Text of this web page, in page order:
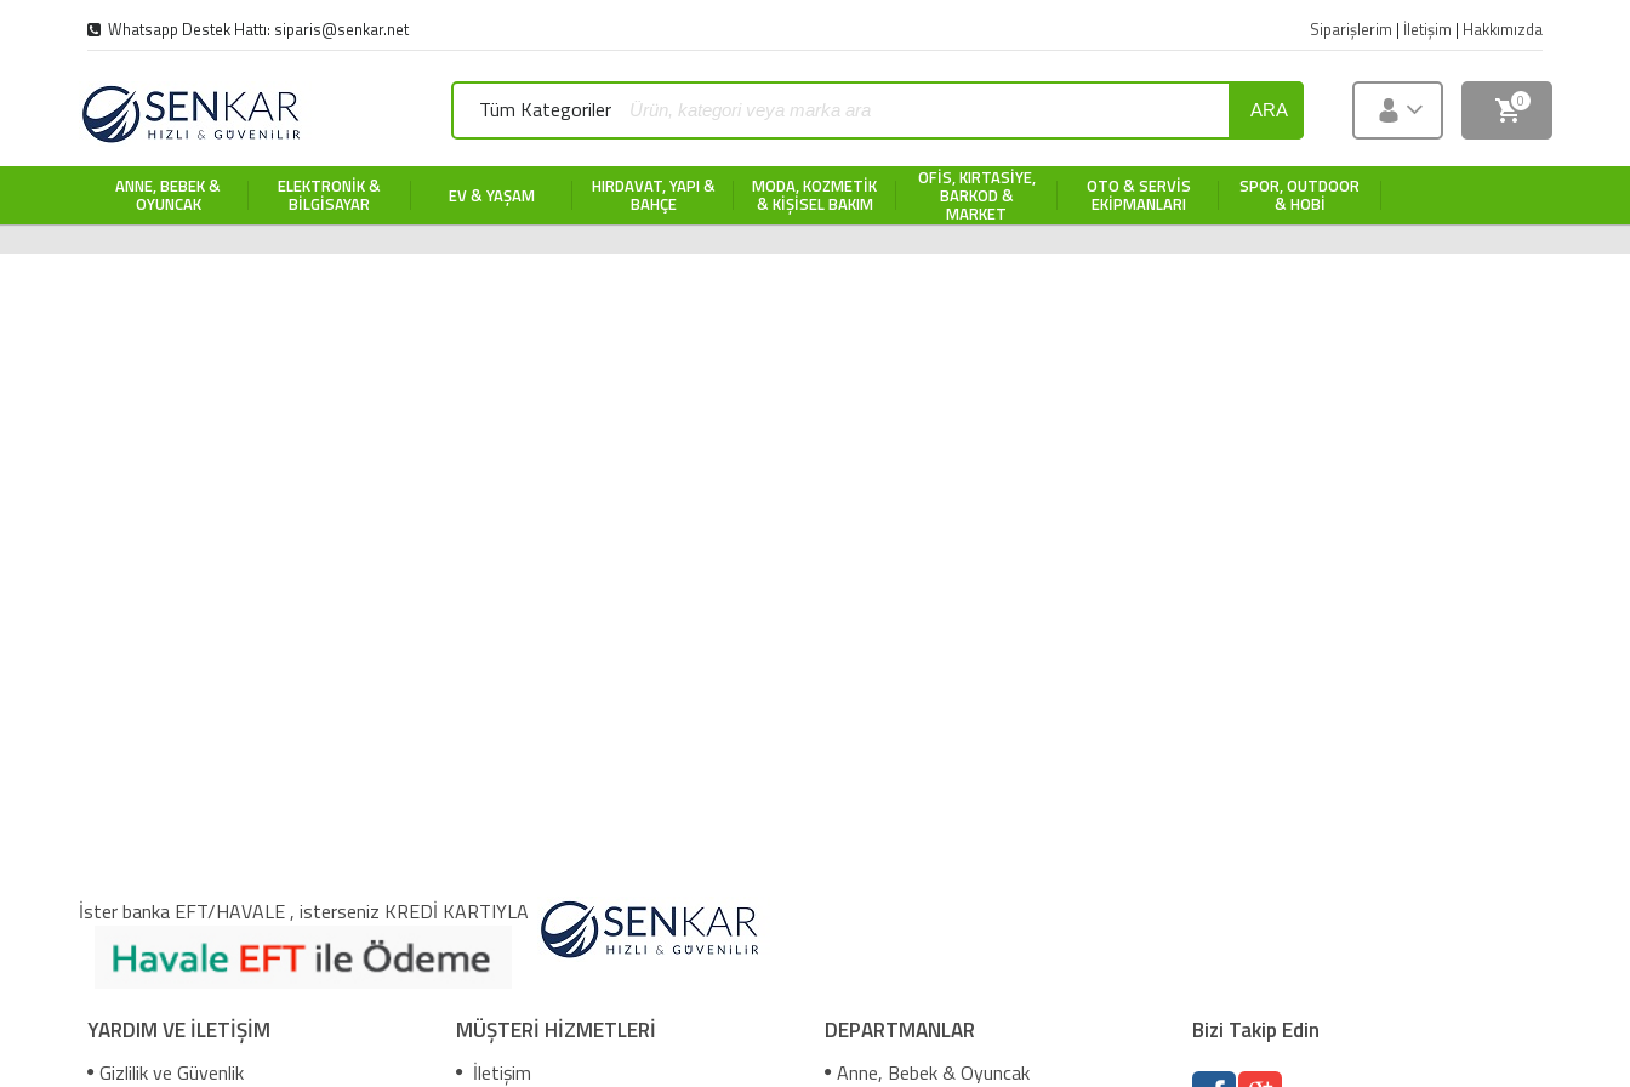
Whatsapp Destek Hattı: siparis@senkar.net Siparişlerim | İletişim | Hakkımızda
Tüm Kategoriler ARA 0
ANNE, BEBEK &
OYUNCAK
ELEKTRONIK &
BILGISAYAR EV & YAŞAM HIRDAVAT, YAPI &
BAHÇE
MODA, KOZMETIK
& KIŞISEL BAKIM
OFIS, KIRTASIYE,
BARKOD &
MARKET
OTO & SERVIS
EKIPMANLARI
SPOR, OUTDOOR
& HOBI
İster banka EFT/HAVALE , isterseniz KREDİ KARTIYLA
YARDIM VE İLETİŞİM
Gizlilik ve Güvenlik
MÜŞTERİ HİZMETLERİ
İletişim
DEPARTMANLAR
Anne, Bebek & Oyuncak
Bizi Takip Edin